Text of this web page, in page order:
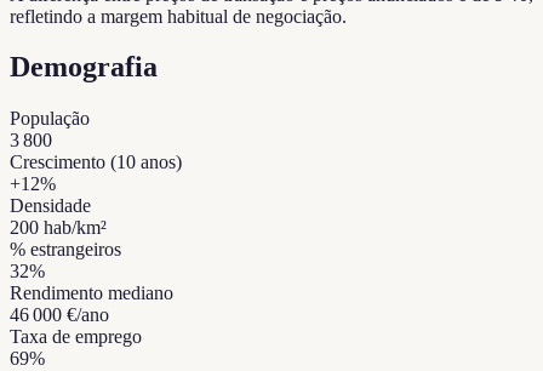
refletindo a margem habitual de negociação.
Demografia
População
3 800
Crescimento (10 anos)
+12%
Densidade
200 hab/km²
% estrangeiros
32%
Rendimento mediano
46 000 €/ano
Taxa de emprego
69%